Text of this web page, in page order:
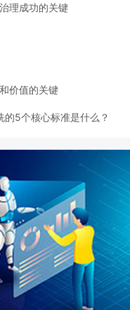
理成功的关键
价值的关键
5个核心标准是什么？